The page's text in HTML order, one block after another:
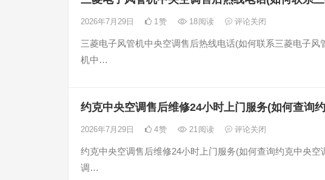
2026年7月29日 1赞 18阅读 评论关闭
三菱电子风管机中央空调售后热线电话(如何联系三菱电子
机中…
约克中央空调售后维修24小时上门服务(如何查询
2026年7月29日 4赞 21阅读 评论关闭
约克中央空调售后维修24小时上门服务(如何查询约克中央
调…